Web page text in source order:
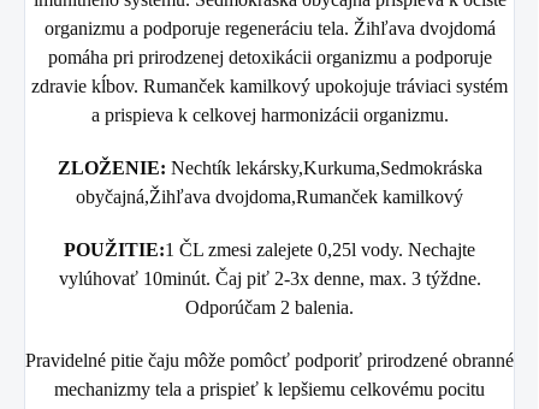
organizmu a podporuje regeneráciu tela. Žihľava dvojdomá
pomáha pri prirodzenej detoxikácii organizmu a podporuje
zdravie kĺbov. Rumanček kamilkový upokojuje tráviaci systém
a prispieva k celkovej harmonizácii organizmu.
ZLOŽENIE: Nechtík lekársky,Kurkuma,Sedmokráska
obyčajná,Žihľava dvojdoma,Rumanček kamilkový
POUŽITIE:1 ČL zmesi zalejete 0,25l vody. Nechajte
vylúhovať 10minút. Čaj piť 2-3x denne, max. 3 týždne.
Odporúčam 2 balenia.
Pravidelné pitie čaju môže pomôcť podporiť prirodzené obranné
mechanizmy tela a prispieť k lepšiemu celkovému pocitu